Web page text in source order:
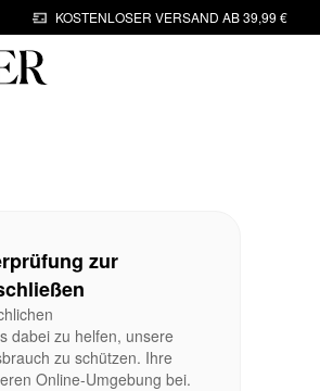
KOSTENLOSER VERSAND AB 39,99 €
zur
dabei zu helfen, unsere
zu schützen. Ihre
Online-Umgebung bei.